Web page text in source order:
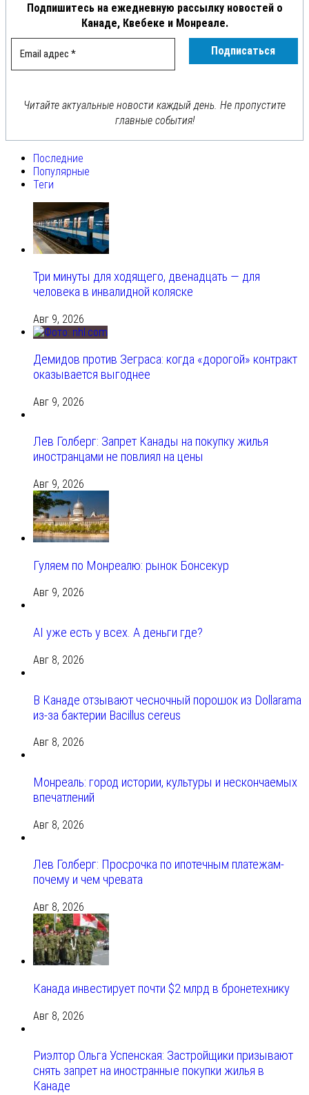
Подпишитесь на ежедневную рассылку новостей о
Канаде, Квебеке и Монреале.
Читайте актуальные новости каждый день. Не пропустите
главные события!
Последние
Популярные
Теги
Три минуты для ходящего, двенадцать — для
человека в инвалидной коляске
Авг 9, 2026
Демидов против Зеграса: когда «дорогой» контракт
оказывается выгоднее
Авг 9, 2026
Лев Голберг: Запрет Канады на покупку жилья
иностранцами не повлиял на цены
Авг 9, 2026
Гуляем по Монреалю: рынок Бонсекур
Авг 9, 2026
AI уже есть у всех. А деньги где?
Авг 8, 2026
В Канаде отзывают чесночный порошок из Dollarama
из-за бактерии Bacillus cereus
Авг 8, 2026
Монреаль: город истории, культуры и нескончаемых
впечатлений
Авг 8, 2026
Лев Голберг: Просрочка по ипотечным платежам-
почему и чем чревата
Авг 8, 2026
Канада инвестирует почти $2 млрд в бронетехнику
Авг 8, 2026
Риэлтор Ольга Успенская: Застройщики призывают
снять запрет на иностранные покупки жилья в
Канаде